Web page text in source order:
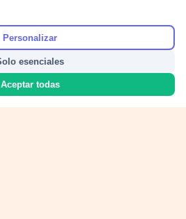
de economía, mercados,
Información actualizada
que mueve tu dinero y tu
país.
Personalizar
esenciales
Aceptar todas